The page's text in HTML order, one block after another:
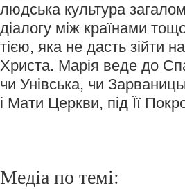
людська культура
діалогу між країнами
тією, яка не дасть зійти
Христа. Марія веде до
чи Унівська, чи
і Мати Церкви, під Її
Медіа по темі: